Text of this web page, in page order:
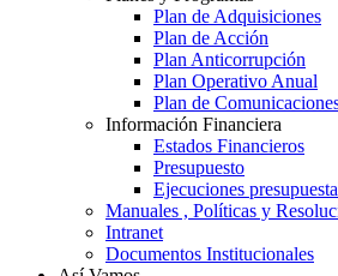
Plan de Adquisiciones
Plan de Acción
Plan Anticorrupción
Plan Operativo Anual
Plan de
Información Financiera
Estados Financieros
Presupuesto
Ejecuciones
Manuales , Políticas y
Intranet
Documentos Institucionales